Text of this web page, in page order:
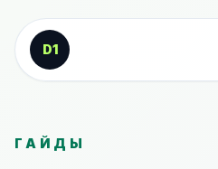
К содержанию
D1
ГАЙДЫ